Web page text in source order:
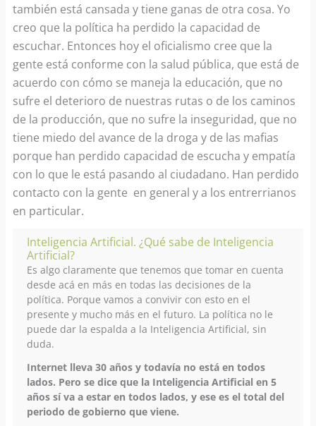
también está cansada y tiene ganas de otra cosa. Yo
creo que la política ha perdido la capacidad de
escuchar. Entonces hoy el oficialismo cree que la
gente está conforme con la salud pública, que está de
acuerdo con cómo se maneja la educación, que no
sufre el deterioro de nuestras rutas o de los caminos
de la producción, que no sufre la inseguridad, que no
tiene miedo del avance de la droga y de las mafias
porque han perdido capacidad de escucha y empatía
con lo que le está pasando al ciudadano. Han perdido
contacto con la gente en general y a los entrerrianos
en particular.
Inteligencia Artificial. ¿Qué sabe de Inteligencia
Artificial?
Es algo claramente que tenemos que tomar en cuenta
desde acá en más en todas las decisiones de la
política. Porque vamos a convivir con esto en el
presente y mucho más en el futuro. La política no le
puede dar la espalda a la Inteligencia Artificial, sin
duda.
Internet lleva 30 años y todavía no está en todos
lados. Pero se dice que la Inteligencia Artificial en 5
años sí va a estar en todos lados, y ese es el total del
periodo de gobierno que viene.